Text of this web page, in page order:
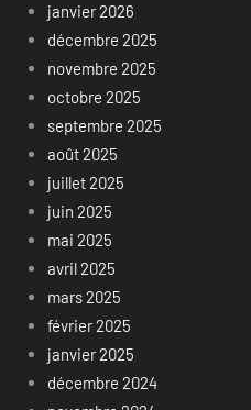
janvier 2026
décembre 2025
novembre 2025
octobre 2025
septembre 2025
août 2025
juillet 2025
juin 2025
mai 2025
avril 2025
mars 2025
février 2025
janvier 2025
décembre 2024